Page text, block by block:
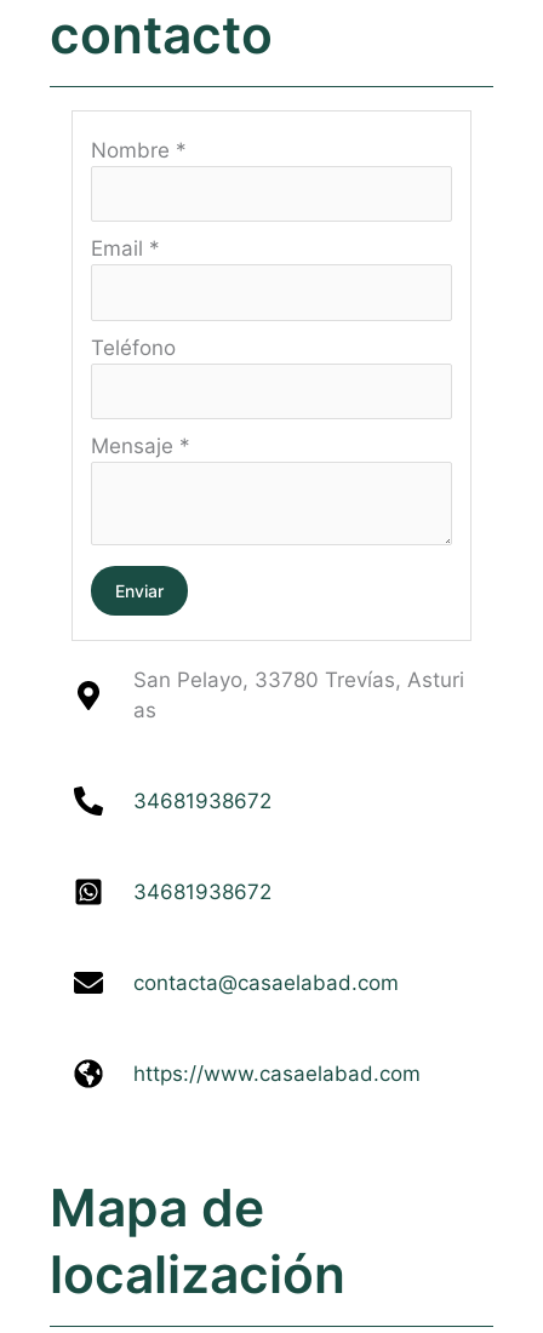
contacto
San Pelayo, 33780 Trevías, Asturi
as
34681938672
34681938672
contacta@casaelabad.com
https://www.casaelabad.com
Nombre *
Email *
Teléfono
Mensaje *
Enviar
Mapa de
localización